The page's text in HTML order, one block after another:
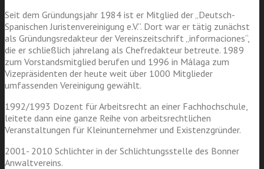
Seit dem Gründungsjahr 1984 ist er Mitglied der „Deutsch-
Spanischen Juristenvereinigung e.V.“. Dort war er tätig zunächst
als Gründungsredakteur der Vereinszeitschrift „informaciones“,
die er schließlich jahrelang als Chefredakteur betreute. 1989
zum Vorstandsmitglied berufen und 1996 in Málaga zum
Vizepräsidenten der heute weit über 1000 Mitglieder
umfassenden Vereinigung gewählt.
1992/1993 Dozent für Arbeitsrecht an einer Fachhochschule,
leitete dann eine ganze Reihe von arbeitsrechtlichen
Veranstaltungen für Kleinunternehmer und Existenzgründer.
2001- 2010 Schlichter in der Schlichtungsstelle des Bonner
Anwaltvereins.